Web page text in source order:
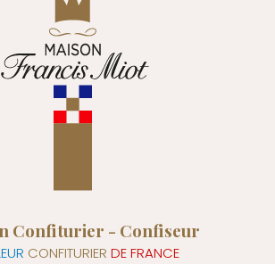
Confiturier - Confiseur
CONFITURIER DE FRANCE